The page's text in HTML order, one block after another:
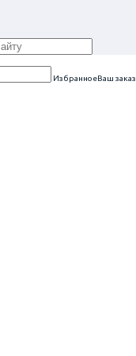
ИзбранноеВаш заказ